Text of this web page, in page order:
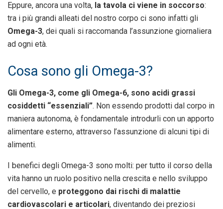
Eppure, ancora una volta, la tavola ci viene in soccorso:
tra i più grandi alleati del nostro corpo ci sono infatti gli
Omega-3, dei quali si raccomanda l’assunzione giornaliera
ad ogni età.
Cosa sono gli Omega-3?
Gli Omega-3, come gli Omega-6, sono acidi grassi
cosiddetti “essenziali”. Non essendo prodotti dal corpo in
maniera autonoma, è fondamentale introdurli con un apporto
alimentare esterno, attraverso l’assunzione di alcuni tipi di
alimenti.
I benefici degli Omega-3 sono molti: per tutto il corso della
vita hanno un ruolo positivo nella crescita e nello sviluppo
del cervello, e proteggono dai rischi di malattie
cardiovascolari e articolari, diventando dei preziosi